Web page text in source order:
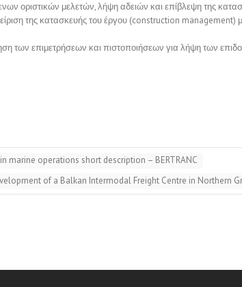
οριστικών μελετών, λήψη αδειών και επίβλεψη της
της κατασκευής του έργου (construction management)
των επιμετρήσεων και πιστοποιήσεων για λήψη των
marine operations short description – BERTRANC
of a Balkan Intermodal Freight Centre in Northern